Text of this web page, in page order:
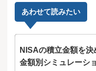
あわせて読みたい
NISAの積立金額を決
金額別シミュレーシ